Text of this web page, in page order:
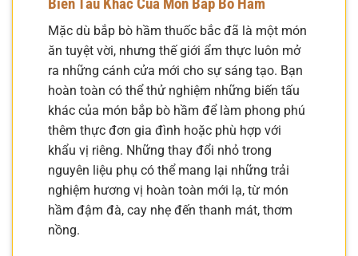
Mặc dù bắp bò hầm thuốc bắc đã là một món
ăn tuyệt vời, nhưng thế giới ẩm thực luôn mở
ra những cánh cửa mới cho sự sáng tạo. Bạn
hoàn toàn có thể thử nghiệm những biến tấu
khác của món bắp bò hầm để làm phong phú
thêm thực đơn gia đình hoặc phù hợp với
khẩu vị riêng. Những thay đổi nhỏ trong
nguyên liệu phụ có thể mang lại những trải
nghiệm hương vị hoàn toàn mới lạ, từ món
hầm đậm đà, cay nhẹ đến thanh mát, thơm
nồng.